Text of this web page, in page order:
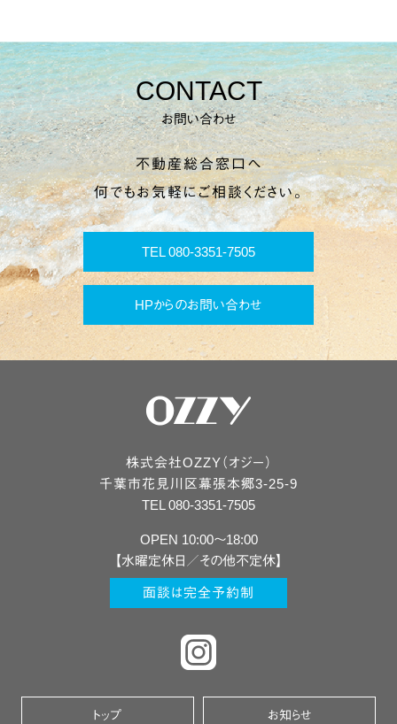
CONTACT
お問い合わせ
不動産総合窓口へ
何でもお気軽にご相談ください。
TEL 080-3351-7505
HPからのお問い合わせ
株式会社OZZY（オジー）
千葉市花見川区幕張本郷3-25-9
TEL 080-3351-7505
OPEN 10:00〜18:00
【水曜定休日／その他不定休】
面談は完全予約制
トップ お知らせ